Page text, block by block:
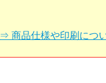
⇒ 商品仕様や印刷につ